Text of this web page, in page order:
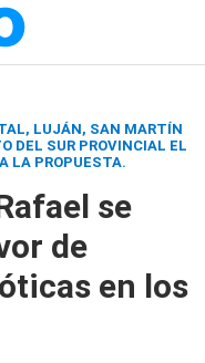
LUJÁN, SAN MARTÍN
DEL SUR PROVINCIAL EL
LA PROPUESTA.
se
de
en los